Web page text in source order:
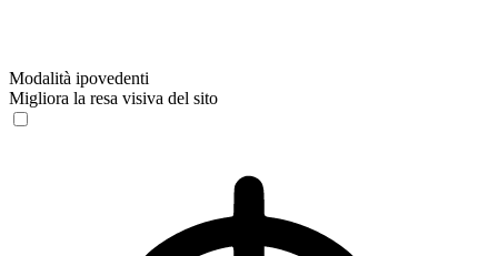
Modalità ipovedenti
Migliora la resa visiva del sito